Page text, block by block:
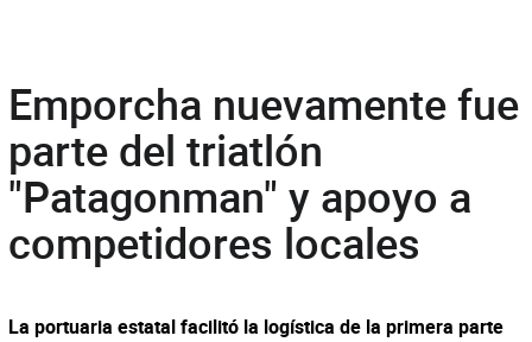
Emporcha nuevamente fue
parte del triatlón
"Patagonman" y apoyo a
competidores locales
La portuaria estatal facilitó la logística de la primera parte